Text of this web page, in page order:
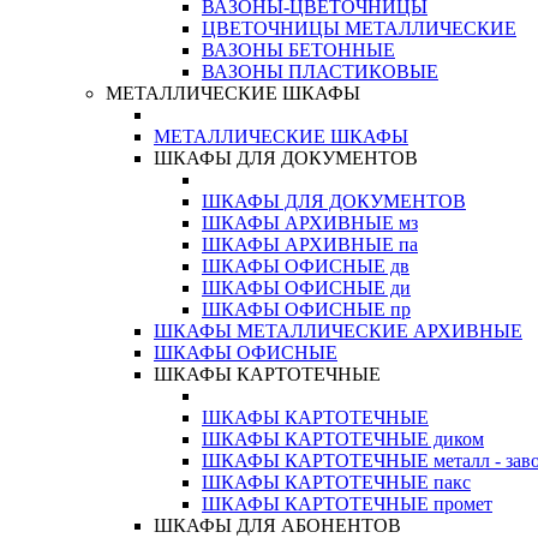
ВАЗОНЫ-ЦВЕТОЧНИЦЫ
ЦВЕТОЧНИЦЫ МЕТАЛЛИЧЕСКИЕ
ВАЗОНЫ БЕТОННЫЕ
ВАЗОНЫ ПЛАСТИКОВЫЕ
МЕТАЛЛИЧЕСКИЕ ШКАФЫ
МЕТАЛЛИЧЕСКИЕ ШКАФЫ
ШКАФЫ ДЛЯ ДОКУМЕНТОВ
ШКАФЫ ДЛЯ ДОКУМЕНТОВ
ШКАФЫ АРХИВНЫЕ мз
ШКАФЫ АРХИВНЫЕ па
ШКАФЫ ОФИСНЫЕ дв
ШКАФЫ ОФИСНЫЕ ди
ШКАФЫ ОФИСНЫЕ пр
ШКАФЫ МЕТАЛЛИЧЕСКИЕ АРХИВНЫЕ
ШКАФЫ ОФИСНЫЕ
ШКАФЫ КАРТОТЕЧНЫЕ
ШКАФЫ КАРТОТЕЧНЫЕ
ШКАФЫ КАРТОТЕЧНЫЕ диком
ШКАФЫ КАРТОТЕЧНЫЕ металл -
ШКАФЫ КАРТОТЕЧНЫЕ пакс
ШКАФЫ КАРТОТЕЧНЫЕ промет
ШКАФЫ ДЛЯ АБОНЕНТОВ